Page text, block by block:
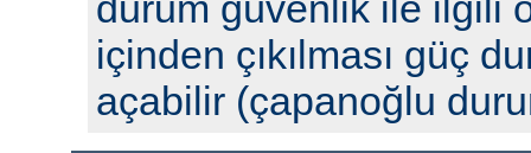
içinden çıkılması güç
açabilir (çapanoğlu